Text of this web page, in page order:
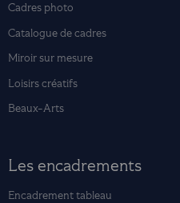
Cadres photo
Catalogue de cadres
Miroir sur mesure
Loisirs créatifs
Beaux-Arts
Les encadrements
Encadrement tableau